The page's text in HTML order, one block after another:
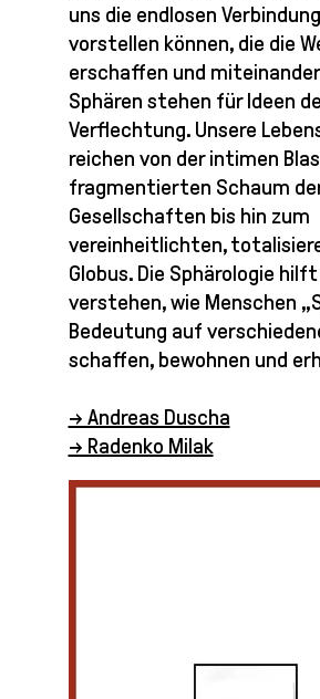
uns die endlosen
vorstellen können, die die
erschaffen und
Sphären stehen für Ideen
Verflechtung. Unsere
reichen von der intimen
fragmentierten Schaum
Gesellschaften bis hin zum
vereinheitlichten,
Globus. Die Sphärologie
verstehen, wie Menschen
Bedeutung auf
schaffen, bewohnen und
→ Andreas Duscha
→ Radenko Milak